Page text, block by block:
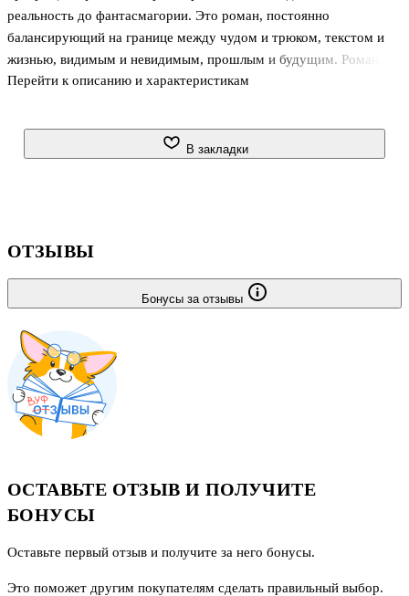
реальность до фантасмагории. Это роман, постоянно
балансирующий на границе между чудом и трюком, текстом и
жизнью, видимым и невидимым, прошлым и будущим. Роман,
чьи сюжетные линии суть теряющиеся друг в друге миры: мир
Перейти к описанию и характеристикам
В закладки
ОТЗЫВЫ
Бонусы за отзывы
ОСТАВЬТЕ ОТЗЫВ И ПОЛУЧИТЕ
БОНУСЫ
Оставьте первый отзыв и получите за него бонусы.
Это поможет другим покупателям сделать правильный выбор.